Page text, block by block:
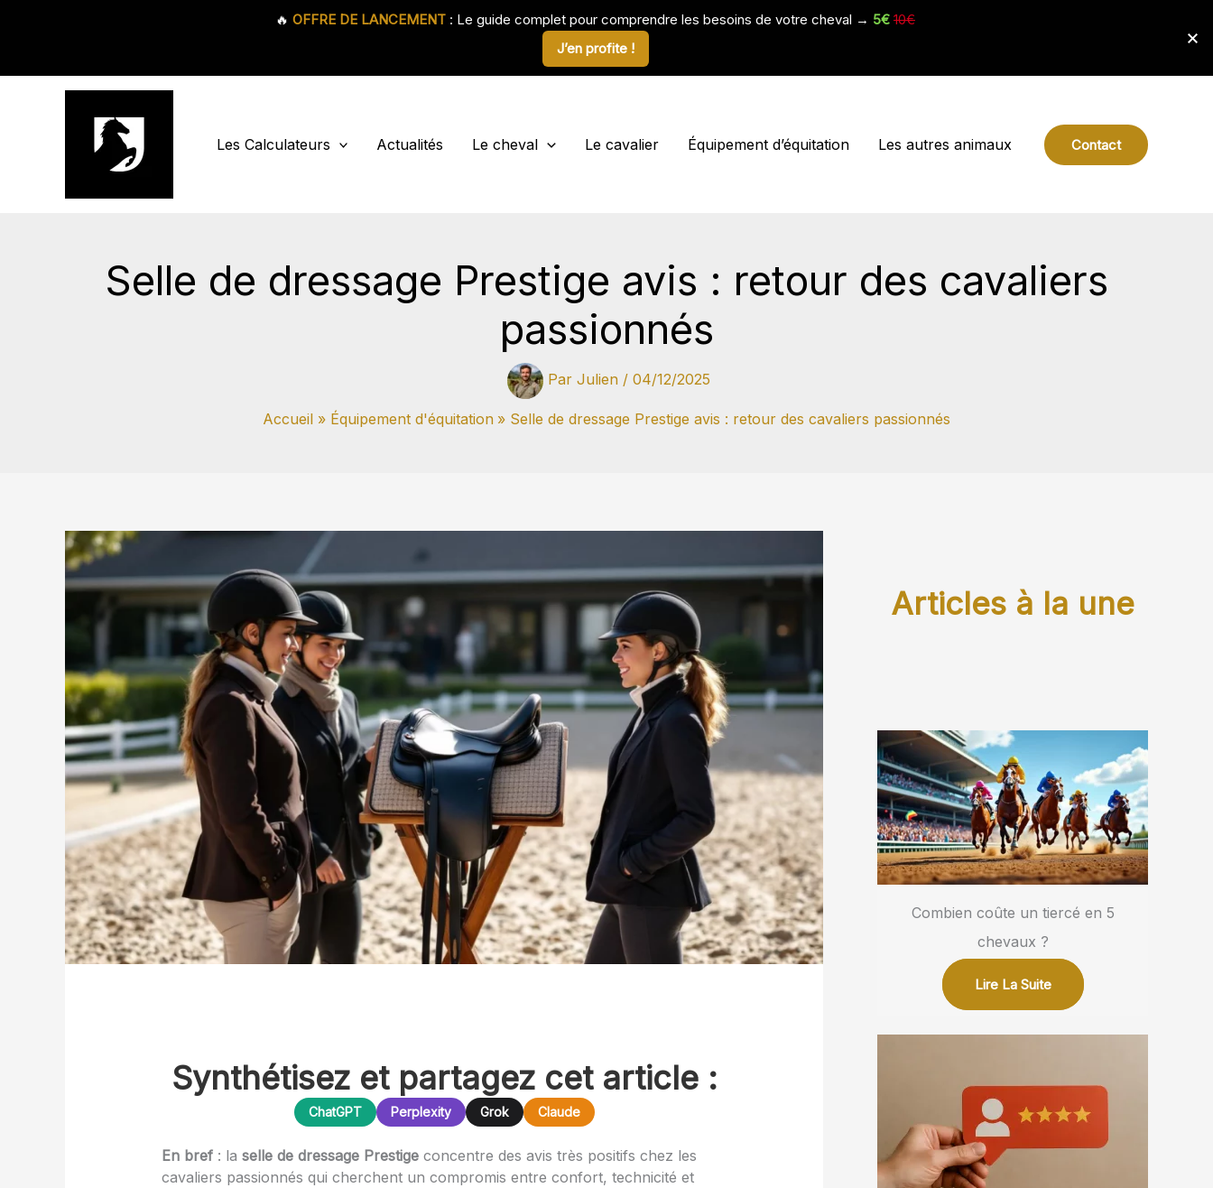
Les Calculateurs
Actualités Le cheval Le cavalier Équipement d’équitation Les autres animaux Contact
Selle de dressage Prestige avis : retour des cavaliers
passionnés
Par Julien / 04/12/2025
Accueil Équipement d'équitation Selle de dressage Prestige avis : retour des cavaliers passionnés
Synthétisez et partagez cet article :
ChatGPT Perplexity Grok Claude
En bref: la selle de dressage Prestigeconcentre des avis très positifs chez les
cavaliers passionnés qui cherchent un compromis entre confort, technicité et
Articles à la une
Combien coûte un tiercé en 5
chevaux ?
Lire La Suite
🔥 OFFRE DE LANCEMENT : Le guide complet pour comprendre les besoins de votre cheval → 5€ 10€
J’en profite !